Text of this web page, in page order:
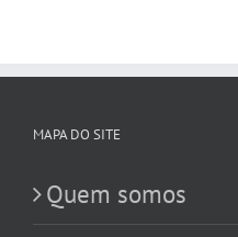
MAPA DO SITE
Quem somos